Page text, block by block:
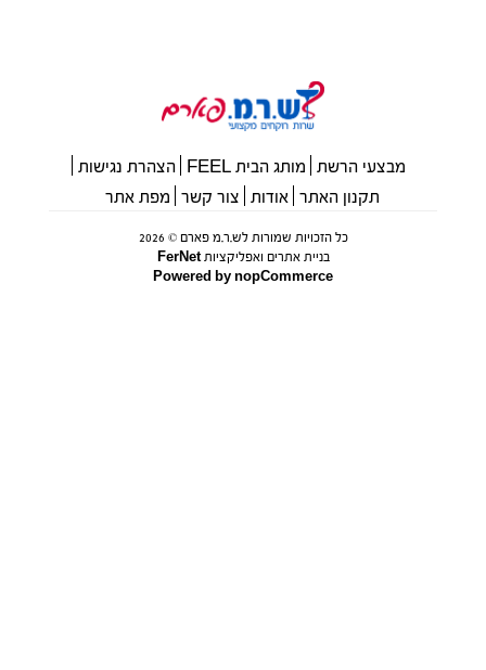
מבצעי הרשת מותג הבית FEEL
הצהרת נגישות
תקנון האתר אודות צור קשר מפת אתר
כל הזכויות שמורות לש.ר.מ פארם © 2026
בניית אתרים ואפליקציות FerNet
Powered by nopCommerce